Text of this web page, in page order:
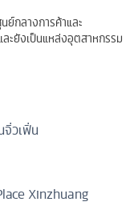
ย์กลางการค้าและ
ะยังเป็นแหล่งอุตสาหกรรม
จิ่วเฟิ่น
Xinzhuang